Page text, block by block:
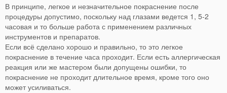
В принципе, легкое и незначительное покраснение после
процедуры допустимо, поскольку над глазами ведется 1, 5-2
часовая и то больше работа с применением различных
инструментов и препаратов.
Если всё сделано хорошо и правильно, то это легкое
покраснение в течение часа проходит. Если есть аллергическая
реакция или же мастером были допущены ошибки, то
покраснение не проходит длительное время, кроме того оно
может усиливаться.